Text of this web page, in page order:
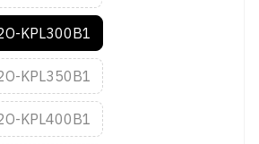
KPL300B1
KPL350B1
KPL400B1